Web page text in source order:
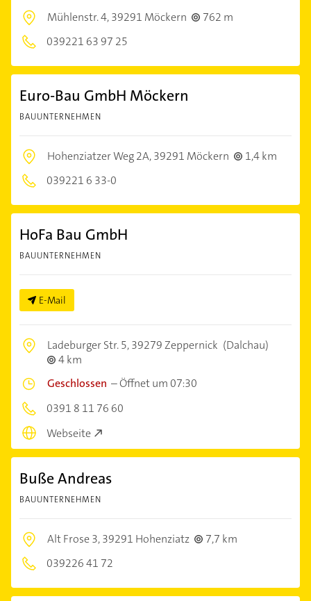
Mühlenstr. 4,39291 Möckern
762 m
039221 63 97 25
Euro-Bau GmbH Möckern
BAUUNTERNEHMEN
Hohenziatzer Weg 2A,39291 Möckern
1,4 km
039221 6 33-0
HoFa Bau GmbH
BAUUNTERNEHMEN
E-Mail
Ladeburger Str. 5,39279 Zeppernick (Dalchau)
4 km
Geschlossen –Öffnet um 07:30
0391 8 11 76 60
Webseite
Buße Andreas
BAUUNTERNEHMEN
Alt Frose 3,39291 Hohenziatz
7,7 km
039226 41 72